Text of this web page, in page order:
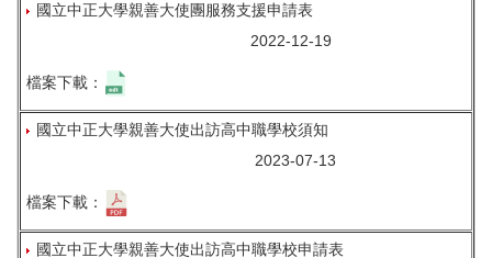
國立中正大學親善大使團服務支援申請表
2022-12-19
檔案下載：
國立中正大學親善大使出訪高中職學校須知
2023-07-13
檔案下載：
國立中正大學親善大使出訪高中職學校申請表